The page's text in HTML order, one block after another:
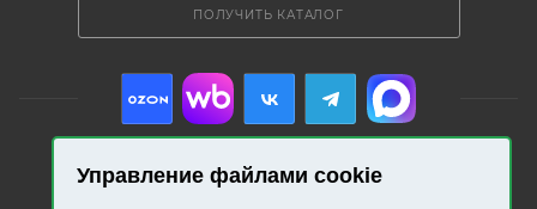
Управление файлами cookie
ПОЛУЧИТЬ КАТАЛОГ